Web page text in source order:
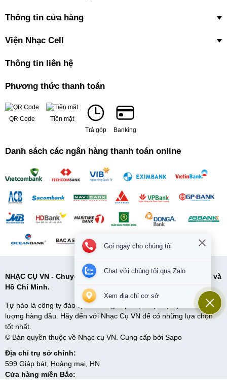
Thông tin cửa hàng
Viện Nhạc Cell
Thông tin liên hệ
Phương thức thanh toán
QR Code
Tiền mặt
Trả góp
Banking
Danh sách các ngân hàng thanh toán online
NHẠC CỤ VN - Chuyên cung cấp các loại nhạc cụ tại Hà Nội và
Hồ Chí Minh.
Tự hào là công ty đào tạo và cung cấp cấp nhạc cụ uy tín và chất
lượng hàng đầu. Hãy đến với Nhạc Cụ VN để có những lựa chọn
tốt nhất.
© Bản quyền thuộc về Nhạc cụ VN. Cung cấp bởi Sapo
Địa chỉ trụ sở chính:
599 Giáp bát, Hoàng mai, HN
Cửa hàng miền Bắc:
Gọi ngay cho chúng tôi
Chat với chúng tôi qua Zalo
Xem địa chỉ cơ sở